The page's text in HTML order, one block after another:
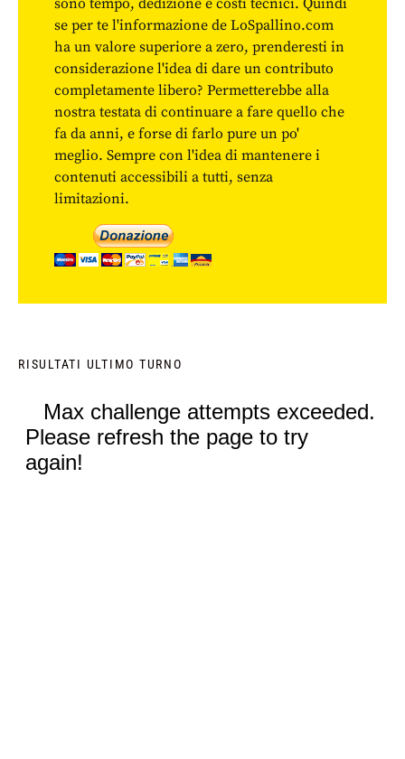
sono tempo, dedizione e costi tecnici. Quindi
se per te l'informazione de LoSpallino.com
ha un valore superiore a zero, prenderesti in
considerazione l'idea di dare un contributo
completamente libero? Permetterebbe alla
nostra testata di continuare a fare quello che
fa da anni, e forse di farlo pure un po'
meglio. Sempre con l'idea di mantenere i
contenuti accessibili a tutti, senza
limitazioni.
RISULTATI ULTIMO TURNO